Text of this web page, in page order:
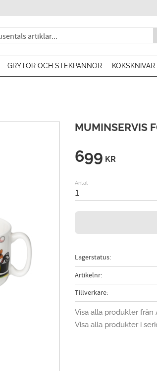
GRYTOR OCH STEKPANNOR KÖKSKNIVAR
MUMINSERVIS
699 KR
Antal
Lagerstatus
Artikelnr
Tillverkare
Visa alla produkter från
Visa alla produkter i